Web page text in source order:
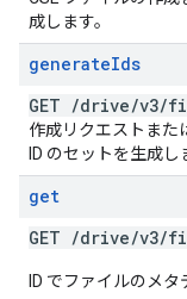
成します。
generateIds
GET /drive/v3/
作成リクエストまた
ID のセットを生成し
get
GET /drive/v3/
ID でファイルのメ